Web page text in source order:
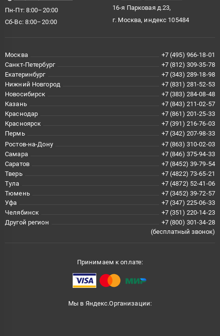
Пн-Пт: 8:00–20:00
Сб-Вс: 8:00–20:00
16-я Парковая д.23,
г. Москва, индекс 105484
Москва
+7 (495) 966-18-01
Санкт-Петербург
+7 (812) 309-35-78
Екатеринбург
+7 (343) 289-18-98
Нижний Новгород
+7 (831) 281-52-53
Новосибирск
+7 (383) 284-08-48
Казань
+7 (843) 211-02-57
Краснодар
+7 (861) 201-25-33
Красноярск
+7 (391) 216-76-03
Пермь
+7 (342) 207-98-33
Ростов-на-Дону
+7 (863) 310-02-03
Самара
+7 (846) 375-94-33
Саратов
+7 (8452) 39-79-54
Тверь
+7 (4822) 73-65-21
Тула
+7 (4872) 52-41-06
Тюмень
+7 (3452) 39-72-57
Уфа
+7 (347) 225-06-33
Челябинск
+7 (351) 220-14-23
Другой регион
+7 (800) 301-34-28
(бесплатный звонок)
Принимаем к оплате:
Мы в Яндекс.Организации: